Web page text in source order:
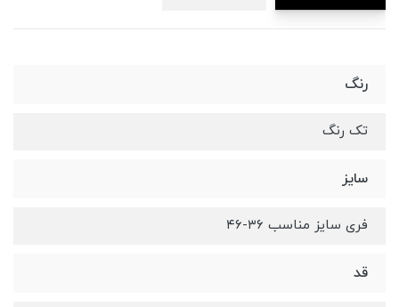
رنگ
تک رنگ
سایز
فری سایز مناسب ۳۶-۴۶
قد